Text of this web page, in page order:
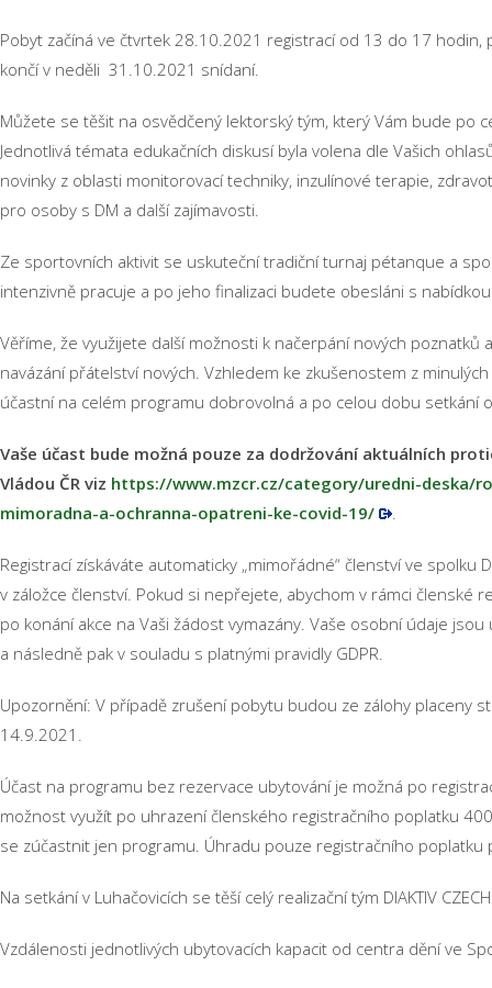
Pobyt začíná ve čtvrtek 28.10.2021 registrací od 13 do 17
končí v neděli 31.10.2021 snídaní.
Můžete se těšit na osvědčený lektorský tým, který Vám bude po
Jednotlivá témata edukačních diskusí byla volena dle Vašich
novinky z oblasti monitorovací techniky, inzulínové terapie,
pro osoby s DM a další zajímavosti.
Ze sportovních aktivit se uskuteční tradiční turnaj pétanque a
intenzivně pracuje a po jeho finalizaci budete obesláni s
Věříme, že využijete další možnosti k načerpání nových
navázání přátelství nových. Vzhledem ke zkušenostem z
účastní na celém programu dobrovolná a po celou dobu setkání
Vaše účast bude možná pouze za dodržování aktuálních
Vládou ČR viz https://www.mzcr.cz/category/uredni-deska/
mimoradna-a-ochranna-opatreni-ke-covid-19/
.
Registrací získáváte automaticky „mimořádné“ členství ve spolku
v záložce členství. Pokud si nepřejete, abychom v rámci členské
po konání akce na Vaši žádost vymazány. Vaše osobní údaje
a následně pak v souladu s platnými pravidly GDPR.
Upozornění: V případě zrušení pobytu budou ze zálohy placeny
14.9.2021.
Účast na programu bez rezervace ubytování je možná po
možnost využít po uhrazení členského registračního poplatku
se zúčastnit jen programu. Úhradu pouze registračního
Na setkání v Luhačovicích se těší celý realizační tým DIAKTIV CZECH
Vzdálenosti jednotlivých ubytovacích kapacit od centra dění ve